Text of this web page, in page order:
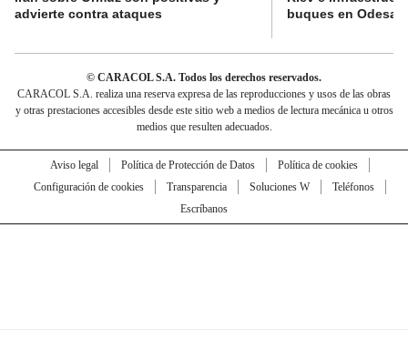
advierte contra ataques
buques en Odesa
© CARACOL S.A. Todos los derechos reservados.
CARACOL S.A. realiza una reserva expresa de las reproducciones y usos de las obras
y otras prestaciones accesibles desde este sitio web a medios de lectura mecánica u otros
medios que resulten adecuados.
Aviso legal Política de Protección de Datos
Política de cookies
Configuración de cookies
Transparencia Soluciones W
Teléfonos
Escríbanos